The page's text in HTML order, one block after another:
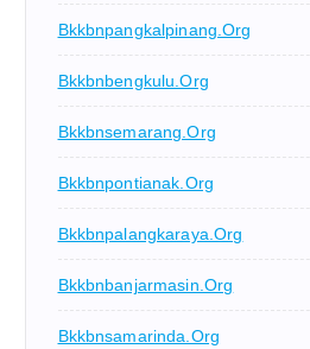
Bkkbnpangkalpinang.org
Bkkbnbengkulu.org
Bkkbnsemarang.org
Bkkbnpontianak.org
Bkkbnpalangkaraya.org
Bkkbnbanjarmasin.org
Bkkbnsamarinda.org